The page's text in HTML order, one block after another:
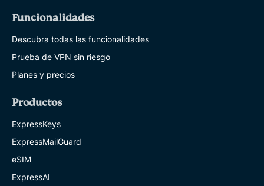
Funcionalidades
Descubra todas las funcionalidades
Prueba de VPN sin riesgo
Planes y precios
Productos
ExpressKeys
ExpressMailGuard
eSIM
ExpressAI